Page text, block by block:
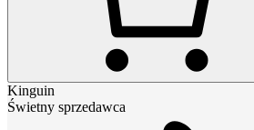
Kinguin
Świetny sprzedawca